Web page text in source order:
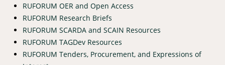
RUFORUM OER and Open Access
RUFORUM Research Briefs
RUFORUM SCARDA and SCAIN Resources
RUFORUM TAGDev Resources
RUFORUM Tenders, Procurement, and Expressions of